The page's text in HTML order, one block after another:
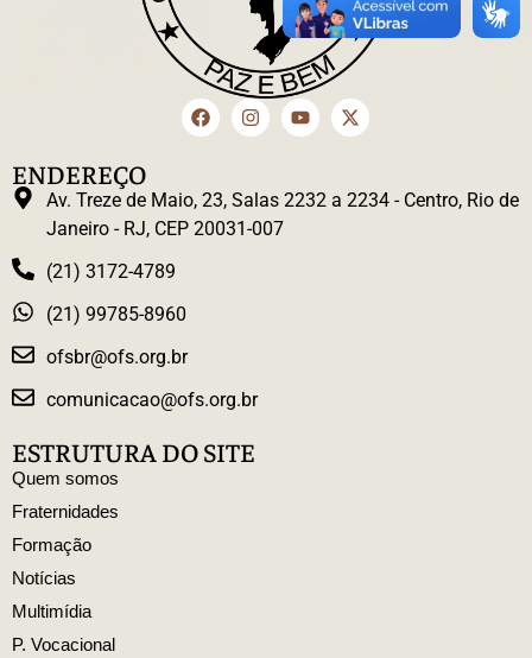
ENDEREÇO
Av. Treze de Maio, 23, Salas 2232 a 2234 - Centro, Rio de
Janeiro - RJ, CEP 20031-007
(21) 3172-4789
(21) 99785-8960
ofsbr@ofs.org.br
comunicacao@ofs.org.br
ESTRUTURA DO SITE
Quem somos
Fraternidades
Formação
Notícias
Multimídia
P. Vocacional